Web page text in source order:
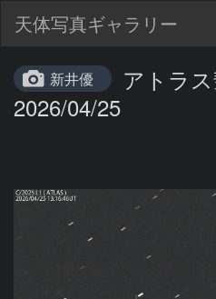
天体写真ギャラリー
新井優
アトラ
2026/04/25